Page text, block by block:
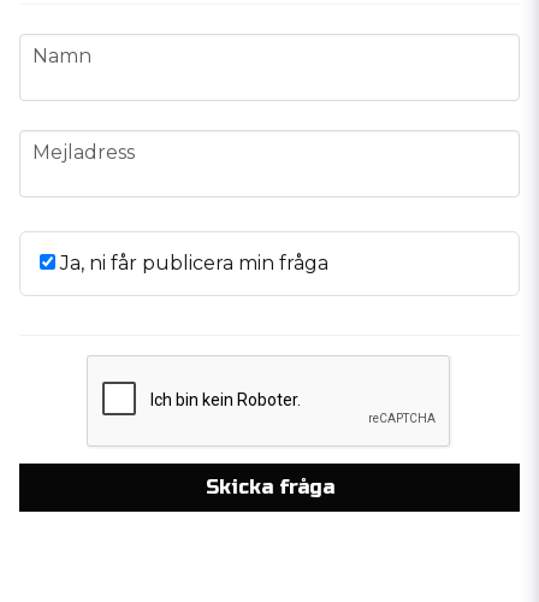
name
Namn
email
Mejladress
Ja, ni får publicera min fråga
Skicka fråga